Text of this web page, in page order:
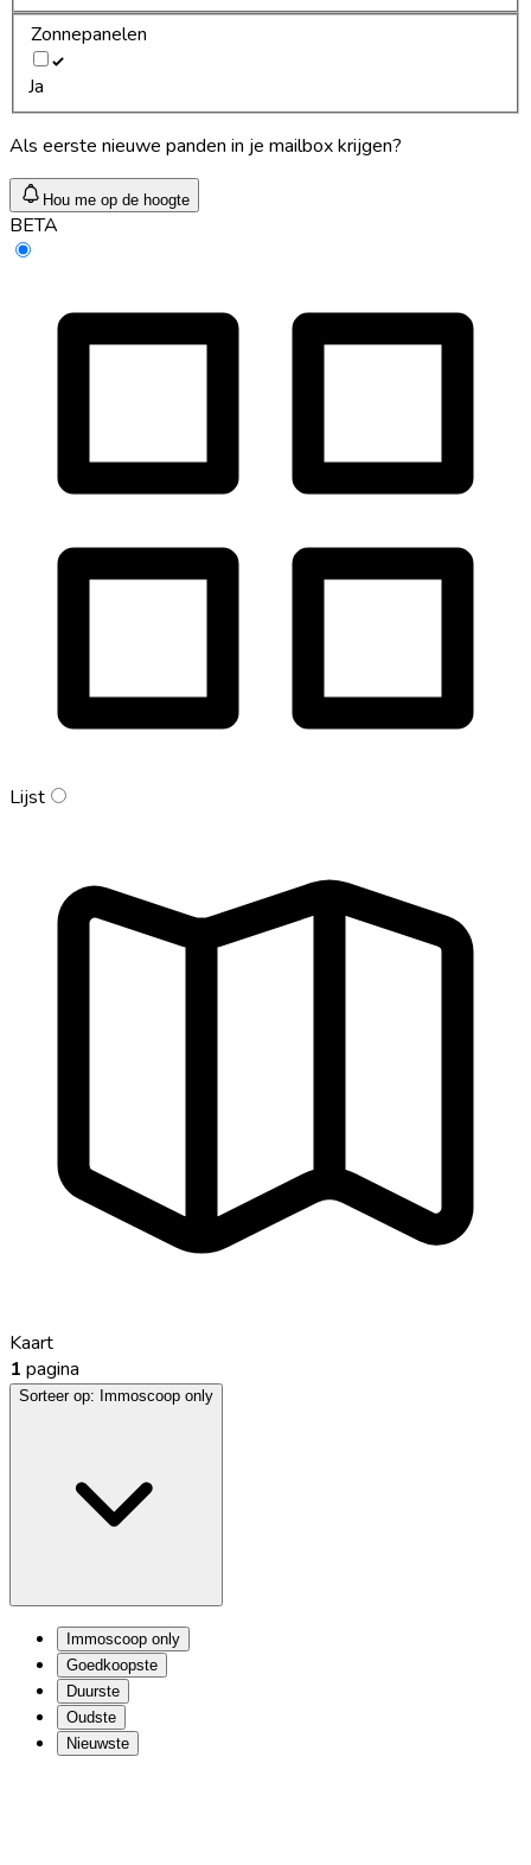
Zonnepanelen
Ja
Als eerste nieuwe panden in je mailbox krijgen?
Hou me op de hoogte
BETA
Lijst
Kaart
1 pagina
Sorteer op: Immoscoop only
Immoscoop only
Goedkoopste
Duurste
Oudste
Nieuwste